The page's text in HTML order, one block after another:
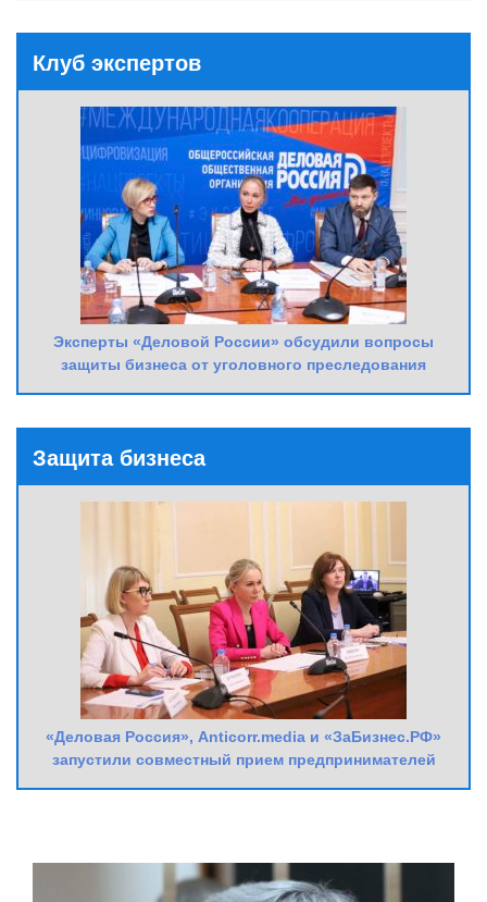
Клуб экспертов
Эксперты «Деловой России» обсудили вопросы
защиты бизнеса от уголовного преследования
Защита бизнеса
«Деловая Россия», Anticorr.media и «ЗаБизнес.РФ»
запустили совместный прием предпринимателей